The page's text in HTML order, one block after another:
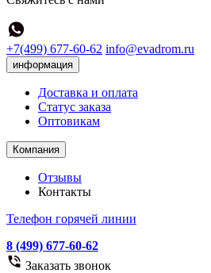
+7(499) 677-60-62 info@evadrom.ru
информация
Доставка и оплата
Статус заказа
Оптовикам
Компания
Отзывы
Контакты
Телефон горячей линии
8 (499) 677-60-62
Заказать звонок